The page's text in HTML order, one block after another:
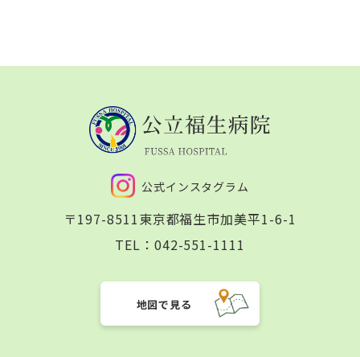
公式インスタグラム
〒197-8511東京都福生市加美平1-6-1
TEL： 042-551-1111
地図で見る